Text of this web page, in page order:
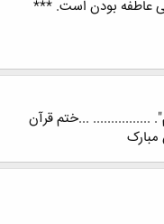
بی عاطفه بودن است. ***
................ ...ختم قرآن